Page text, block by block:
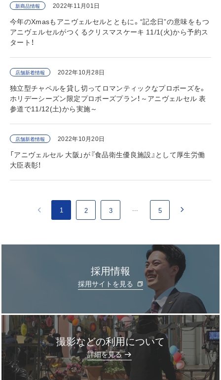
新商品情報 2022年11月01日
今年のXmasもアニヴェルセルとともに。“記念日”の意味をもつ
アニヴェルセルがつくるクリスマスケーキ 11/1(火)から予約ス
タート！
店舗新着情報 2022年10月28日
独立型チャペルを貸し切ってロマンティックなプロポーズを。
ホリデーシーズン限定プロポーズプラン！～アニヴェルセル 表
参道で11/12(土)から実施～
店舗新着情報 2022年10月20日
「アニヴェルセル 大阪」が『食品衛生優良施設』として厚生労働
大臣表彰！
1 2 3 ... 5
採用情報
採用サイトを見る
撮影などの利用について
詳細を見る